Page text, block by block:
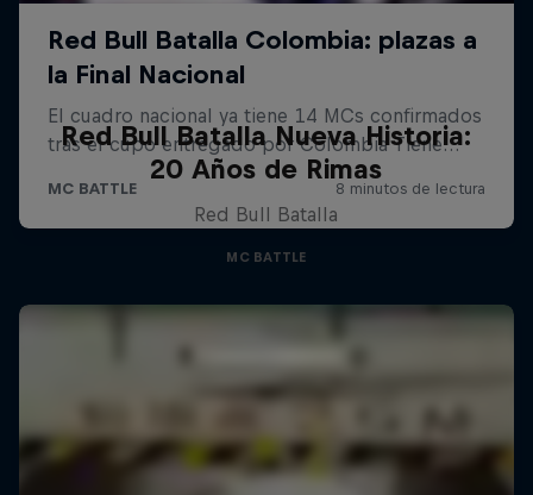
Red Bull Batalla Nueva Historia:
20 Años de Rimas
Red Bull Batalla
MC BATTLE